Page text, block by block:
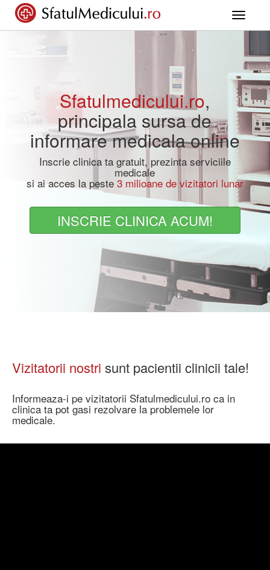
Toggle
Sfatulmedicului.ro,
principala sursa de
informare medicala online
Inscrie clinica ta gratuit, prezinta serviciile
medicale
si ai acces la peste 3 milioane de vizitatori lunar
INSCRIE CLINICA ACUM!
Vizitatorii nostri sunt pacientii clinicii tale!
Informeaza-i pe vizitatorii Sfatulmedicului.ro ca in
clinica ta pot gasi rezolvare la problemele lor
medicale.